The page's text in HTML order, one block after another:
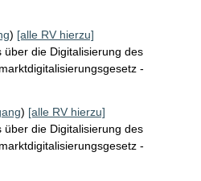
) [alle RV hierzu]
über die Digitalisierung des
-
) [alle RV hierzu]
über die Digitalisierung des
-